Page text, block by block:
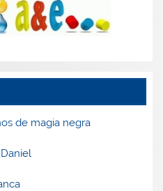
de magia negra